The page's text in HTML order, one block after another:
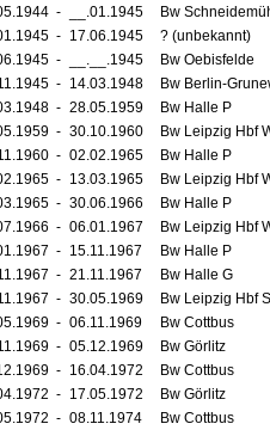
- __.01.1945
Bw
- 17.06.1945
? (unbekannt)
- __.__.1945
Bw Oebisfelde
- 14.03.1948
Bw Berlin-
- 28.05.1959
Bw Halle P
- 30.10.1960
Bw Leipzig Hbf
- 02.02.1965
Bw Halle P
- 13.03.1965
Bw Leipzig Hbf
- 30.06.1966
Bw Halle P
- 06.01.1967
Bw Leipzig Hbf
- 15.11.1967
Bw Halle P
- 21.11.1967
Bw Halle G
- 30.05.1969
Bw Leipzig Hbf
- 06.11.1969
Bw Cottbus
- 05.12.1969
Bw Görlitz
- 16.04.1972
Bw Cottbus
- 17.05.1972
Bw Görlitz
- 08.11.1974
Bw Cottbus